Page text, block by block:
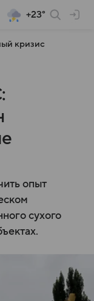
+23°
кризис
опыт
сухого